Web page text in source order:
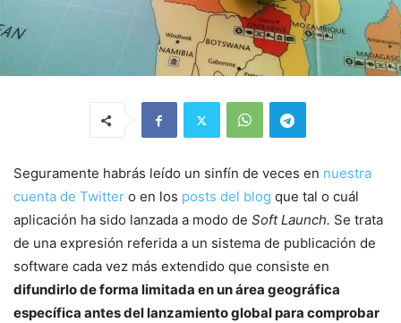
Seguramente habrás leído un sinfín de veces en nuestra
cuenta de Twitter o en los posts del blog que tal o cuál
aplicación ha sido lanzada a modo de Soft Launch. Se trata
de una expresión referida a un sistema de publicación de
software cada vez más extendido que consiste en
difundirlo de forma limitada en un área geográfica
específica antes del lanzamiento global para comprobar